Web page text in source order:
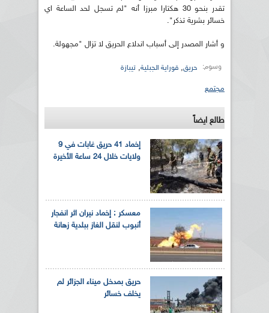
تقدر بنحو 30 هكتارا مبرزا أنه "لم تسجل لحد الساعة اي
خسائر بشرية تذكر".
و أشار المصدر إلى أسباب اندلاع الحريق لا تزال "مجهولة.
وسوم: حريق, قوراية الجبلية, تيبازة
مجتمع
طالع ايضاً
إخماد 41 حريق غابات في 9
ولايات خلال 24 ساعة الأخيرة
معسكر : إخماد نيران اثر انفجار
أنبوب لنقل الغاز ببلدية زهانة
حريق بمدخل ميناء الجزائر لم
يخلف خسائر